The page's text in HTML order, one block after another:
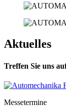
Aktuelles
Treffen Sie uns
Messetermine